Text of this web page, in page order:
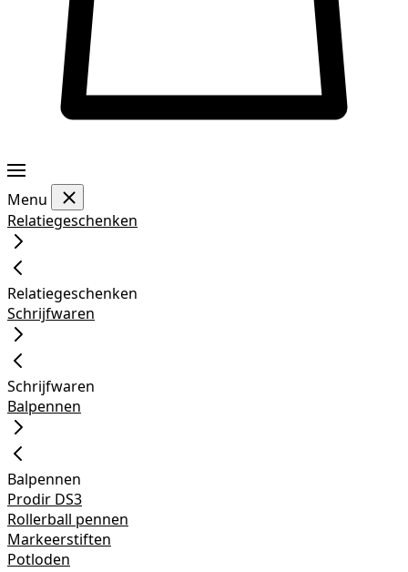
Menu
Relatiegeschenken
Relatiegeschenken
Schrijfwaren
Schrijfwaren
Balpennen
Balpennen
Prodir DS3
Rollerball pennen
Markeerstiften
Potloden